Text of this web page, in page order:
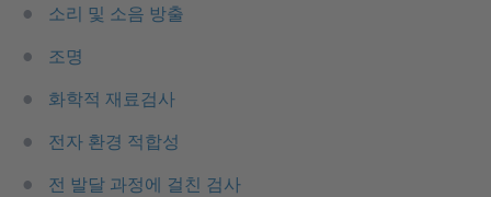
소리 및 소음 방출
조명
화학적 재료검사
전자 환경 적합성
전 발달 과정에 걸친 검사